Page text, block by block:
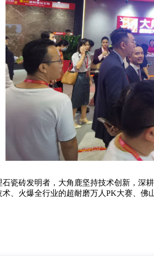
砖发明者，大角鹿坚持技术创新，深耕
、火爆全行业的超耐磨万人PK大赛、